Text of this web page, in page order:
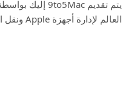
العالم لإدارة أجهزة Apple ونقل البيانات من جهاز Mac…